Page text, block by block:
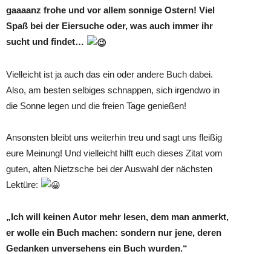
gaaaanz frohe und vor allem sonnige Ostern! Viel
Spaß bei der Eiersuche oder, was auch immer ihr
sucht und findet…
Vielleicht ist ja auch das ein oder andere Buch dabei.
Also, am besten selbiges schnappen, sich irgendwo in
die Sonne legen und die freien Tage genießen!
Ansonsten bleibt uns weiterhin treu und sagt uns fleißig
eure Meinung! Und vielleicht hilft euch dieses Zitat vom
guten, alten Nietzsche bei der Auswahl der nächsten
Lektüre:
„Ich will keinen Autor mehr lesen, dem man anmerkt,
er wolle ein Buch machen: sondern nur jene, deren
Gedanken unversehens ein Buch wurden.“